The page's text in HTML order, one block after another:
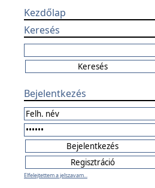
Kezdőlap
Keresés
Bejelentkezés
Elfelejtettem a jelszavam...